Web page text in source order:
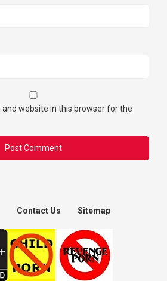
and website in this browser for the
Contact Us Sitemap